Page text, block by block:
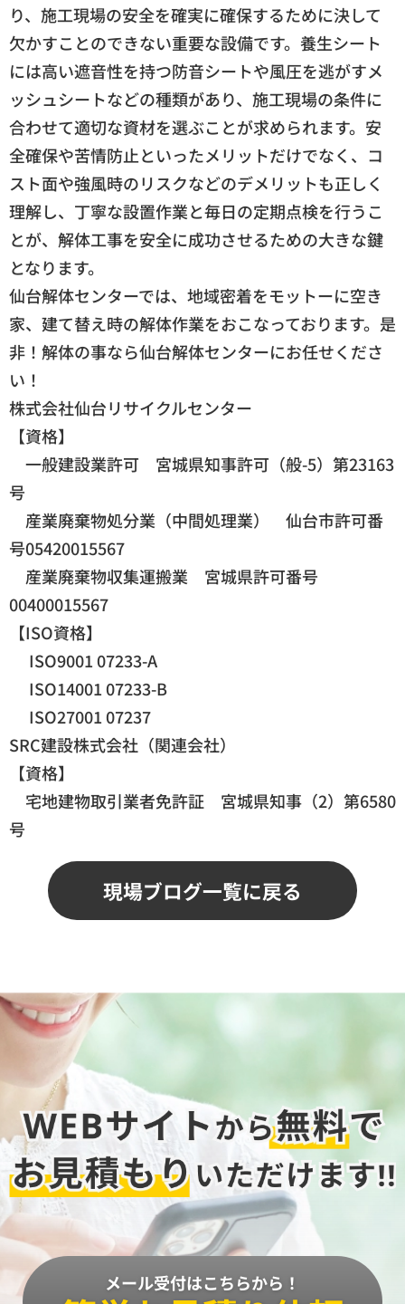
り、施工現場の安全を確実に確保するために決して
欠かすことのできない重要な設備です。養生シート
には高い遮音性を持つ防音シートや風圧を逃がすメ
ッシュシートなどの種類があり、施工現場の条件に
合わせて適切な資材を選ぶことが求められます。安
全確保や苦情防止といったメリットだけでなく、コ
スト面や強風時のリスクなどのデメリットも正しく
理解し、丁寧な設置作業と毎日の定期点検を行うこ
とが、解体工事を安全に成功させるための大きな鍵
となります。
仙台解体センターでは、地域密着をモットーに空き
家、建て替え時の解体作業をおこなっております。是
非！解体の事なら仙台解体センターにお任せくださ
い！
株式会社仙台リサイクルセンター
【資格】
一般建設業許可 宮城県知事許可（般-5）第23163
号
産業廃棄物処分業（中間処理業） 仙台市許可番
号05420015567
産業廃棄物収集運搬業 宮城県許可番号
00400015567
【ISO資格】
ISO9001 07233-A
ISO14001 07233-B
ISO27001 07237
SRC建設株式会社（関連会社）
【資格】
宅地建物取引業者免許証 宮城県知事（2）第6580
号
現場ブログ一覧に戻る
メール受付はこちらから！